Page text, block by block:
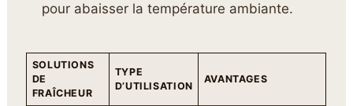
pour abaisser la température ambiante.
SOLUTIONS
DE
FRAÎCHEUR
TYPE
D’UTILISATION
AVANTAGES